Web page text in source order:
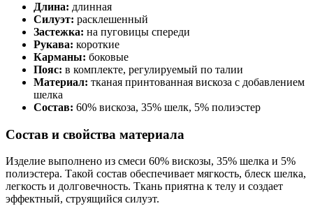
Длина: длинная
Силуэт: расклешенный
Застежка: на пуговицы спереди
Рукава: короткие
Карманы: боковые
Пояс: в комплекте, регулируемый по талии
Материал: тканая принтованная вискоза с добавлением
шелка
Состав: 60% вискоза, 35% шелк, 5% полиэстер
Состав и свойства материала
Изделие выполнено из смеси 60% вискозы, 35% шелка и 5%
полиэстера. Такой состав обеспечивает мягкость, блеск шелка,
легкость и долговечность. Ткань приятна к телу и создает
эффектный, струящийся силуэт.